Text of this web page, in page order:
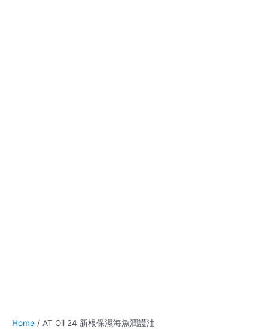
Home / AT Oil 24 新根保濕海魚潤護油